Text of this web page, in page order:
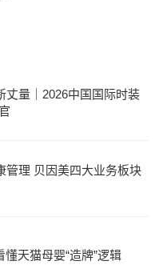
丈量｜2026中国国际时装
管理 贝因美四大业务板块
天猫母婴“造牌”逻辑